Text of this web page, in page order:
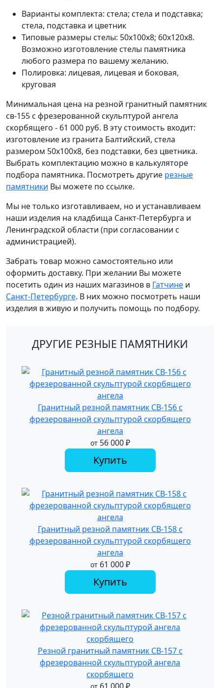
Варианты комплекта: стела; стела и подставка;
стела, подставка и цветник
Типовые размеры стелы: 50х100х8; 60х120х8.
Возможно изготовление стелы памятника
любого размера по вашему желанию.
Полировка: лицевая, лицевая и боковая,
круговая
Минимальная цена на резной гранитный памятник
св-155 с фрезерованной скульптурой ангела
скорбящего - 61 000 руб. В эту стоимость входит:
изготовление из гранита Балтийский, стела
размером 50х100х8, без подставки, без цветника.
Выбрать комплектацию можно в калькуляторе
подбора памятника. Посмотреть другие резные
памятники Вы можете по ссылке.
Мы не только изготавливаем, но и устанавливаем
наши изделия на кладбища Санкт-Петербурга и
Ленинградской области (при согласовании с
администрацией).
Забрать товар можно самостоятельно или
оформить доставку. При желании Вы можете
посетить один из наших магазинов в Гатчине и
Санкт-Петербурге. В них можно посмотреть наши
изделия в живую и получить помощь по подбору.
ДРУГИЕ РЕЗНЫЕ ПАМЯТНИКИ
Гранитный резной памятник СВ-156 с
фрезерованной скульптурой скорбящего
ангела
от 56 000₽
Купить
Гранитный резной памятник СВ-158 с
фрезерованной скульптурой скорбящего
ангела
от 61 000₽
Купить
Резной гранитный памятник СВ-157 с
фрезерованной скульптурой ангела
скорбящего